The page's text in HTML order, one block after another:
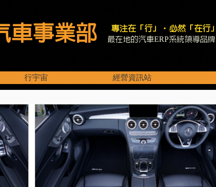
車事業部 專注在「行」．必然「在行」
最在地的汽車ERP系統領導品牌
行宇宙 經營資訊站